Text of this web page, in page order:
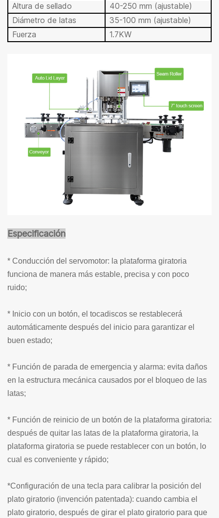
Altura de sellado
40-250 mm (ajustable)
Diámetro de latas
35-100 mm (ajustable)
Fuerza
1.7KW
Especificación
* Conducción del servomotor: la plataforma giratoria
funciona de manera más estable, precisa y con poco
ruido;
* Inicio con un botón, el tocadiscos se restablecerá
automáticamente después del inicio para garantizar el
buen estado;
* Función de parada de emergencia y alarma: evita daños
en la estructura mecánica causados por el bloqueo de las
latas;
* Función de reinicio de un botón de la plataforma giratoria:
después de quitar las latas de la plataforma giratoria, la
plataforma giratoria se puede restablecer con un botón, lo
cual es conveniente y rápido;
*Configuración de una tecla para calibrar la posición del
plato giratorio (invención patentada): cuando cambia el
plato giratorio, después de girar el plato giratorio para que